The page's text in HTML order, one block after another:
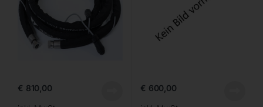
€ 810,00 € 600,00